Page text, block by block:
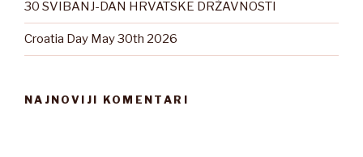
30 SVIBANJ-DAN HRVATSKE DRŽAVNOSTI
Croatia Day May 30th 2026
NAJNOVIJI KOMENTARI